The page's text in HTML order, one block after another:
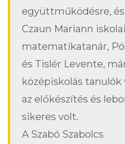
együttműködésre,
Czaun Mariann
matematikatanár,
és Tislér Levente,
középiskolás tanulók
az előkészítés és
sikeres volt.
A Szabó Szabolcs